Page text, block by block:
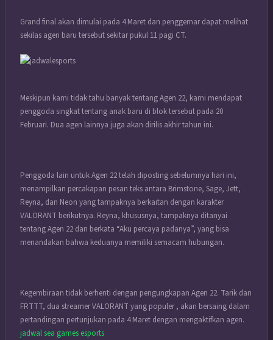
Grand final akan dimulai pada 4 Maret dan penggemar dapat melihat
sekilas agen baru tersebut sekitar pukul 11 ​​​​pagi CT.
Meskipun kami tidak tahu banyak tentang Agen 22, kami mendapat
penggoda singkat tentang anak baru di blok tersebut pada 20
Februari. Dua agen lainnya juga akan dirilis akhir tahun ini.
Penggoda lain untuk Agen 22 telah diposting sebelumnya hari ini,
menampilkan percakapan pesan teks antara Brimstone, Sage, Jett,
Reyna, dan Neon yang tampaknya berkaitan dengan karakter
VALORANT berikutnya. Reyna, khususnya, tampaknya ditanyai
tentang Agen 22 dan berkata “Aku percaya padanya”, yang bisa
menandakan bahwa keduanya memiliki semacam hubungan.
Kegembiraan tidak berhenti dengan pengungkapan Agen 22. Tarik dan
FRTTT, dua streamer VALORANT yang populer , akan bersaing dalam
pertandingan pertunjukan pada 4 Maret dengan mengaktifkan agen.
jadwal sea games esports